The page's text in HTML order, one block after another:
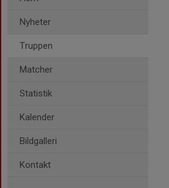
Nyheter
Truppen
Matcher
Statistik
Kalender
Bildgalleri
Kontakt